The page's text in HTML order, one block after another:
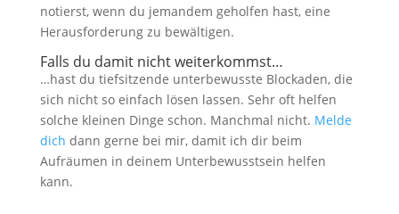
notierst, wenn du jemandem geholfen hast, eine
Herausforderung zu bewältigen.
Falls du damit nicht weiterkommst…
…hast du tiefsitzende unterbewusste Blockaden, die
sich nicht so einfach lösen lassen. Sehr oft helfen
solche kleinen Dinge schon. Manchmal nicht. Melde
dich dann gerne bei mir, damit ich dir beim
Aufräumen in deinem Unterbewusstsein helfen
kann.